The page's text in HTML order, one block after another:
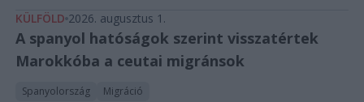
KÜLFÖLD 2026. augusztus 1.
A spanyol hatóságok szerint visszatértek
Marokkóba a ceutai migránsok
Spanyolország Migráció